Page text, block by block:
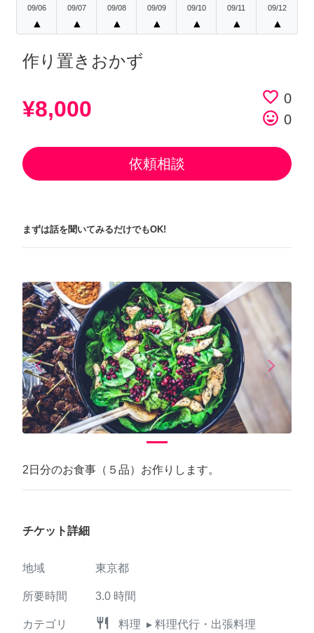
09/06
▲
09/07
▲
09/08
▲
09/09
▲
09/10
▲
09/11
▲
09/12
▲
作り置きおかず
¥8,000 favorite_border 0
tag_faces 0
依頼相談
まずは話を聞いてみるだけでもOK!
arrow_back_iosPrevious arrow_forward_iosNext
2日分のお食事（５品）お作りします。
チケット詳細
地域 東京都
所要時間 3.0 時間
カテゴリ
restaurant 料理 ▸ 料理代行・出張料理